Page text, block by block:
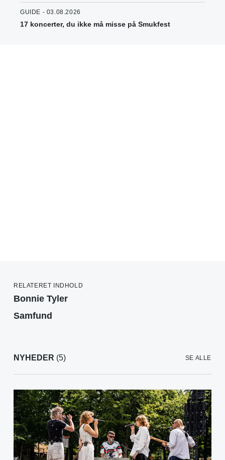
GUIDE - 03.08.2026
17 koncerter, du ikke må misse på Smukfest
RELATERET INDHOLD
Bonnie Tyler
Samfund
NYHEDER (5) SE ALLE